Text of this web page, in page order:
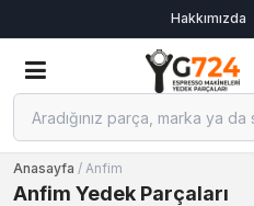
Hakkımızda
Anasayfa / Anfim
Anfim Yedek Parçaları